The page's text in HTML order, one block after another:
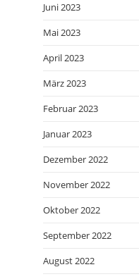
Juni 2023
Mai 2023
April 2023
März 2023
Februar 2023
Januar 2023
Dezember 2022
November 2022
Oktober 2022
September 2022
August 2022